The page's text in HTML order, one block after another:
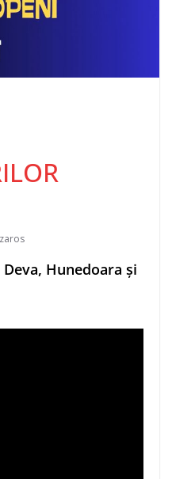
Hunedoara și